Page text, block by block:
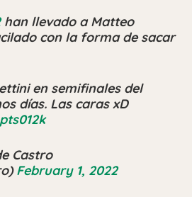
han llevado a Matteo
con la forma de sacar
en semifinales del
días. Las caras xD
Castro
February 1, 2022